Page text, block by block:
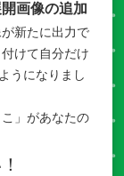
画像の追加
新たに出力で
けて自分だけ
うになりまし
」があなたの